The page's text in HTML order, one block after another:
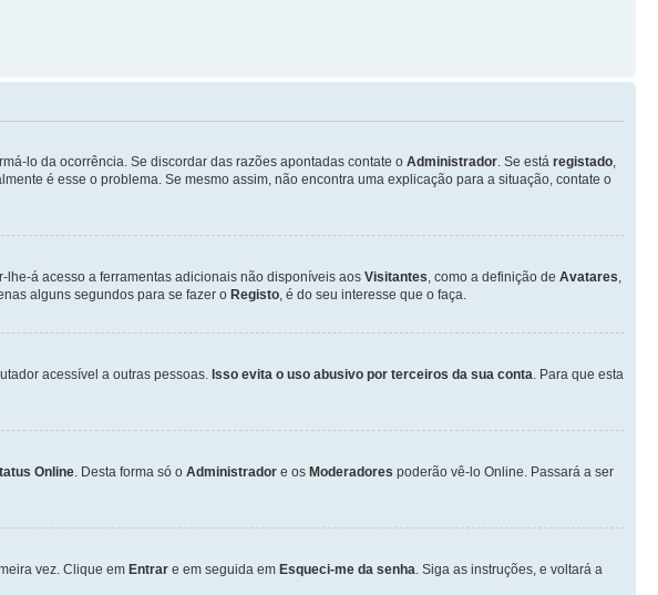
lo da ocorrência. Se discordar das razões apontadas contate o Administrador. Se está registado,
é esse o problema. Se mesmo assim, não encontra uma explicação para a situação, contate o
lhe-á acesso a ferramentas adicionais não disponíveis aos Visitantes, como a definição de Avatares,
alguns segundos para se fazer o Registo, é do seu interesse que o faça.
acessível a outras pessoas. Isso evita o uso abusivo por terceiros da sua conta. Para que esta
Online. Desta forma só o Administrador e os Moderadores poderão vê-lo Online. Passará a ser
vez. Clique em Entrar e em seguida em Esqueci-me da senha. Siga as instruções, e voltará a